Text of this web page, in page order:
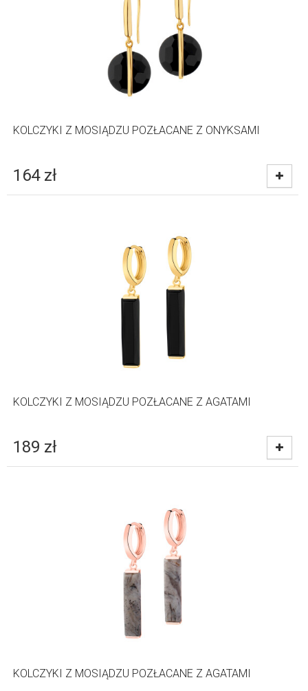
KOLCZYKI Z MOSIĄDZU POZŁACANE Z ONYKSAMI
164 zł
KOLCZYKI Z MOSIĄDZU POZŁACANE Z AGATAMI
189 zł
KOLCZYKI Z MOSIĄDZU POZŁACANE Z AGATAMI